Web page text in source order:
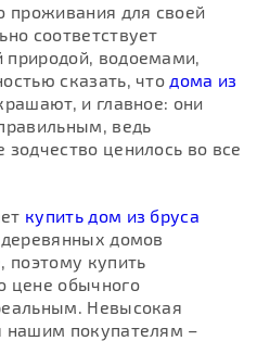
проживания для своей
соответствует
природой, водоемами,
сказать, что дома из
и главное: они
ведь
зодчество ценилось во все
купить дом из бруса
деревянных домов
поэтому купить
цене обычного
Невысокая
нашим покупателям –